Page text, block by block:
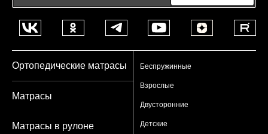
Ортопедические матрасы Беспружинные
Взрослые
Двусторонние
Детские
Матрасы
Матрасы в рулоне